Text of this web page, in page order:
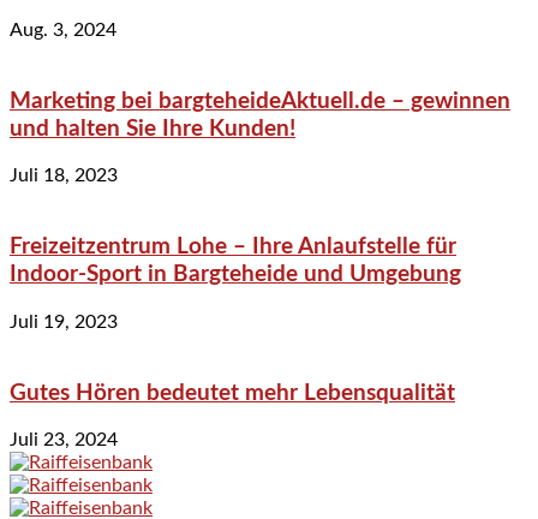
Aug. 3, 2024
Marketing bei bargteheideAktuell.de – gewinnen
und halten Sie Ihre Kunden!
Juli 18, 2023
Freizeitzentrum Lohe – Ihre Anlaufstelle für
Indoor-Sport in Bargteheide und Umgebung
Juli 19, 2023
Gutes Hören bedeutet mehr Lebensqualität
Juli 23, 2024